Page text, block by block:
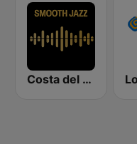
Costa del Mar Smooth Sax